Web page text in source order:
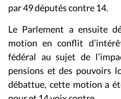
par 49 députés contre 14.
Le Parlement a ensuite
motion en conflit
fédéral au sujet de
pensions et des pouvoirs
débattue, cette motion a